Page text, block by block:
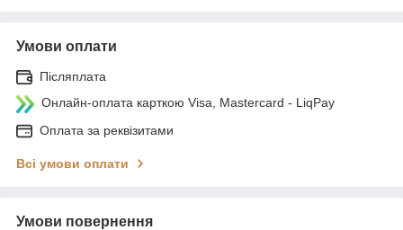
Умови оплати
Післяплата
Онлайн-оплата карткою Visa, Mastercard - LiqPay
Оплата за реквізитами
Всі умови оплати
Умови повернення